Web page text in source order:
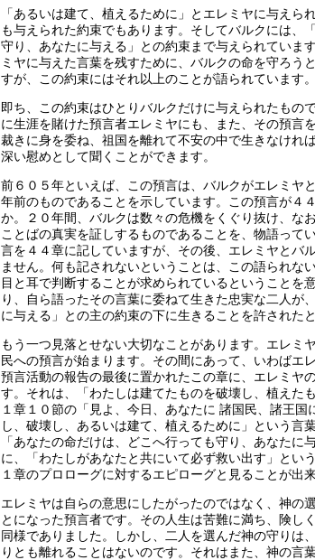
「あるいは建て、植えるために」とエレミヤに与えら
も与えられた約束でもあります。そしてバルクには、
守り、あなたに与える」との約束まで与えられていま
ミヤに与えた言葉を残すために、バルクの命を守ろう
すが、この約束にはそれ以上のことが語られています。
即ち、この約束はひとりバルクだけに与えられたもの
に生涯を賭けた預言者エレミヤにも、また、その預言
裁きに身を委ね、祖国を離れて不安の中で生きなけれ
深い慰めとして聞くことができます。
前６０５年といえば、この預言は、バルクがエレミヤ
年前のものであることを示しています。この預言が４
か。２０年間、バルクは数々の危機をくぐり抜け、な
ことばの真実を証しするものであることを、物語って
言を４４章に記していますが、その後、エレミヤとバ
ません。何も記されないということは、この語られな
目と耳で判断することが求められているということを
り、自ら語ったその言葉に委ねて生きた忠実な二人が
に与える」との主の約束の下に生きることを許された
もう一つ見落とせない大切なことがあります。エレミ
民への預言が始まります。その間にあって、いわばエ
預言活動の報告の最後に置かれたこの章に、エレミヤ
す。それは、「わたしは建てたものを破壊し、植えた
１章１０節の「見よ、今日、あなたに 諸国民、諸王
し、破壊し、あるいは建て、植えるために」という言
「あなたの命だけは、どこへ行っても守り、あなたに
に、「わたしがあなたと共にいて必ず救い出す」とい
１章のプロローグに対するエピローグと見ることが出来
エレミヤは自らの意思にしたがったのではなく、神の
とになった預言者です。その人生は苦難に満ち、険し
同様でありました。しかし、二人を選んだ神の守りは
りとも離れることはないのです。それはまた、神の言